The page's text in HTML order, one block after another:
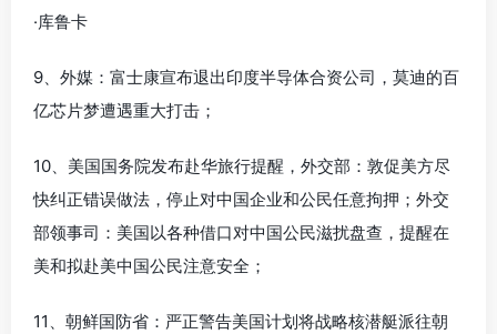
·库鲁卡
9、外媒：富士康宣布退出印度半导体合资公司，莫迪的百
亿芯片梦遭遇重大打击；
10、美国国务院发布赴华旅行提醒，外交部：敦促美方尽
快纠正错误做法，停止对中国企业和公民任意拘押；外交
部领事司：美国以各种借口对中国公民滋扰盘查，提醒在
美和拟赴美中国公民注意安全；
11、朝鲜国防省：严正警告美国计划将战略核潜艇派往朝